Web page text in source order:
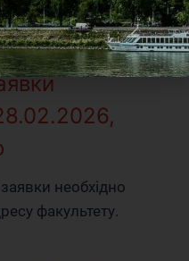
– 40 євро
необхідно
факультету.